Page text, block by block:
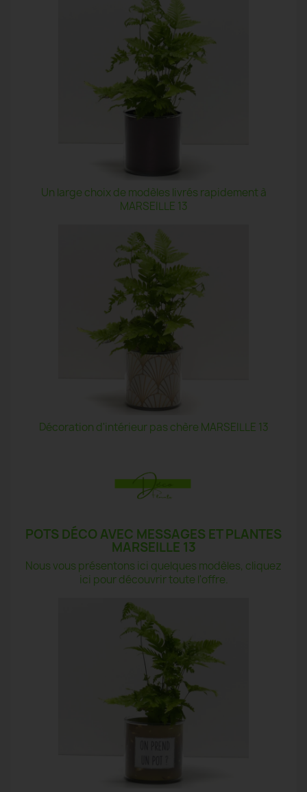
Un large choix de modèles livrés rapidement à
MARSEILLE 13
Décoration d'intérieur pas chère MARSEILLE 13
POTS DÉCO AVEC MESSAGES ET PLANTES
MARSEILLE 13
Nous vous présentons ici quelques modèles, cliquez
ici pour découvrir toute l'offre.